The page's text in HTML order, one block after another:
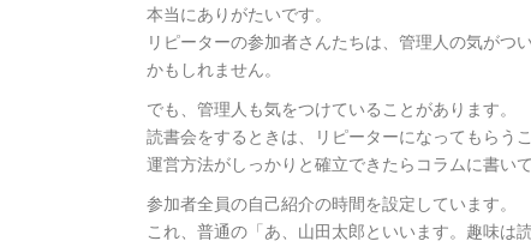
本当にありがたいです。
リピーターの参加者さんたちは、管理人の気がつ
かもしれません。
でも、管理人も気をつけていることがあります。
読書会をするときは、リピーターになってもらう
運営方法がしっかりと確立できたらコラムに書い
参加者全員の自己紹介の時間を設定しています。
これ、普通の「あ、山田太郎といいます。趣味は